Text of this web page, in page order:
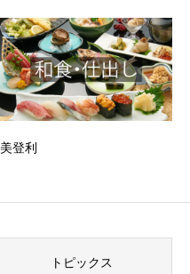
美登利
トピックス